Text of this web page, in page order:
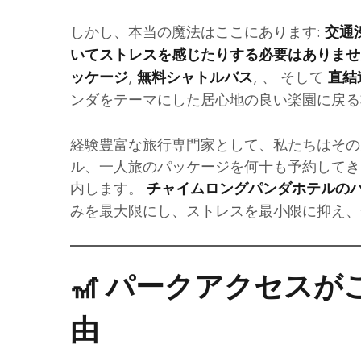
しかし、本当の魔法はここにあります: 交通
いてストレスを感じたりする必要はありま
ッケージ, 無料シャトルバス, 、 そして 直結
ンダをテーマにした居心地の良い楽園に戻
経験豊富な旅行専門家として、私たちはそ
ル、一人旅のパッケージを何十も予約して
内します。
チャイムロングパンダホテルの
みを最大限にし、ストレスを最小限に抑え
🎢 パークアクセスが
由